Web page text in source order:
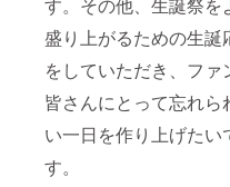
す。その他、生誕祭を
盛り上がるための生誕
をしていただき、ファ
皆さんにとって忘れら
い一日を作り上げたい
す。